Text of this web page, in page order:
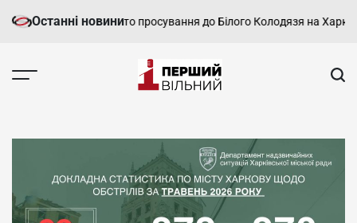
до
Останні новини
про нібито просування до Білого Колодязя на Харківщині
-
харківський,
новини
Харкова
та